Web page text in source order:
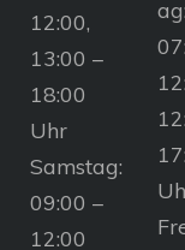
12:00,
13:00 –
18:00
Uhr
Samstag:
09:00 –
12:00
ag: